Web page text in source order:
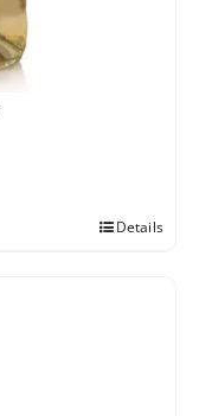
Details